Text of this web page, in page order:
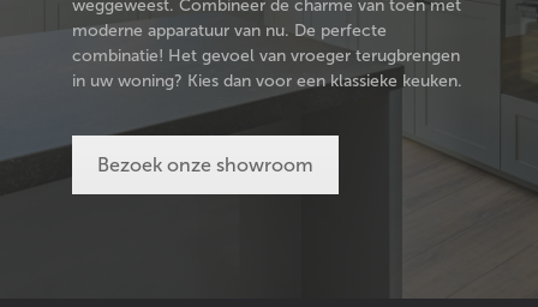
weggeweest. Combineer de charme van toen met
moderne apparatuur van nu. De perfecte
combinatie! Het gevoel van vroeger terugbrengen
in uw woning? Kies dan voor een klassieke keuken.
Bezoek onze showroom